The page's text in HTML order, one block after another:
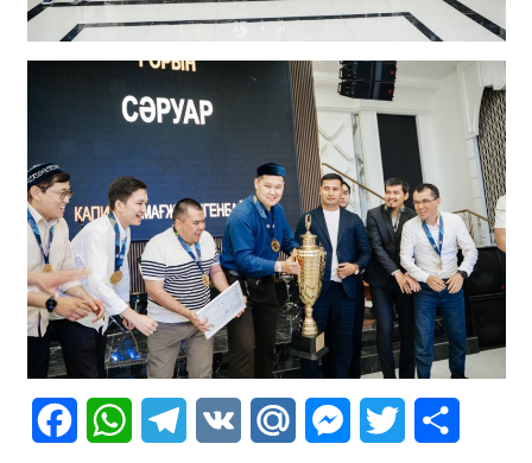
FacebookWhatsAppTelegram
VK Mail.Ru Messenger
Twitter